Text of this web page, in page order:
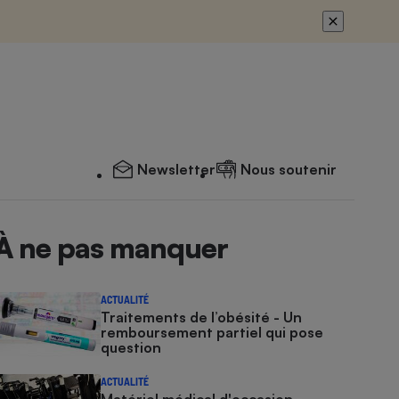
Newsletter Nous soutenir
ne pas manquer
ACTUALITÉ
Traitements de l’obésité - Un
remboursement partiel qui pose
question
ACTUALITÉ